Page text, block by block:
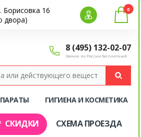
16
двора)
8 (495) 132-02-07
Звонок по России бесплатный
0
ГИГИЕНА И КОСМЕТИКА
СКИДКИ СХЕМА ПРОЕЗДА